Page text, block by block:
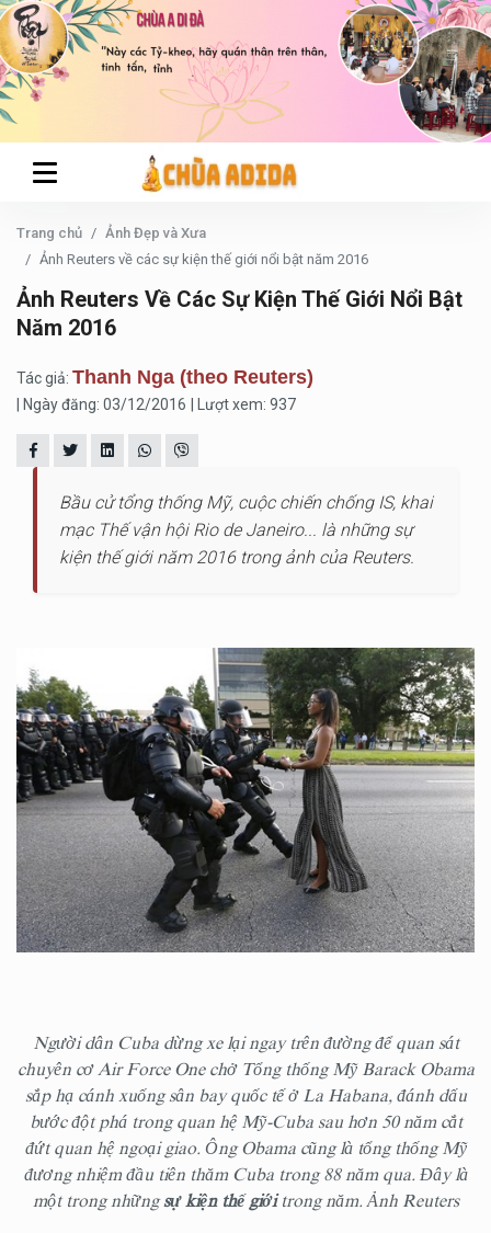
Trang chủ
Ảnh Đẹp và Xưa
Ảnh Reuters về các sự kiện thế giới nổi bật năm 2016
Ảnh Reuters Về Các Sự Kiện Thế Giới Nổi Bật
Năm 2016
Tác giả: Thanh Nga (theo Reuters)
| Ngày đăng: 03/12/2016 | Lượt xem: 937
Bầu cử tổng thống Mỹ, cuộc chiến chống IS, khai
mạc Thế vận hội Rio de Janeiro... là những sự
kiện thế giới năm 2016 trong ảnh của Reuters.
Người dân Cuba dừng xe lại ngay trên đường để quan sát
chuyên cơ Air Force One chở Tổng thống Mỹ Barack Obama
sắp hạ cánh xuống sân bay quốc tế ở La Habana, đánh dấu
bước đột phá trong quan hệ Mỹ-Cuba sau hơn 50 năm cắt
đứt quan hệ ngoại giao. Ông Obama cũng là tổng thống Mỹ
đương nhiệm đầu tiên thăm Cuba trong 88 năm qua. Đây là
một trong nhữngsự kiện thế giớitrong năm. Ảnh Reuters